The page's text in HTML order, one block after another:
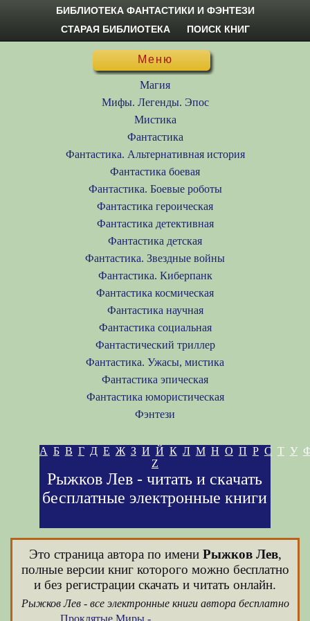
БИБЛИОТЕКА ФАНТАСТИКИ И ФЭНТЕЗИ
СТАРАЯ БИБЛИОТЕКА
ПОИСК КНИГ
Меню
Магия
Мифы. Легенды. Эпос
Мистика
Фантастика
Фантастика. Альтернативная история
Фантастика боевая
Фантастика. Боевые роботы
Фантастика героическая
Фантастика детективная
Фантастика детская
Фантастика. Звездные войны
Фантастика. Киберпанк
Фантастика космическая
Фантастика научная
Фантастика социальная
Фантастический триллер
Фантастика. Ужасы, мистика
Фантастика эпическая
Фантастика юмористическая
Фэнтези
А Б В Г Д Е Ж З И Й К Л М Н О П Р С Т У
Z
Рыжков Лев - читать и скачать
бесплатные электронные книги
Это страница автора по имени Рыжков Лев,
полные версии книг которого можно бесплатно
и без регистрации скачать и читать онлайн.
Рыжков Лев - все электронные книги автора бесплатно
Проклятые Миры -